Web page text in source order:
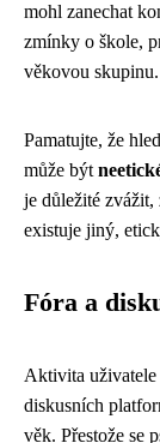
mohl zanechat
zmínky o škole,
věkovou skupinu.
Pamatujte, že
může být
je důležité zvážit,
existuje jiný,
Fóra a
Aktivita uživatele
diskusních
věk. Přestože se